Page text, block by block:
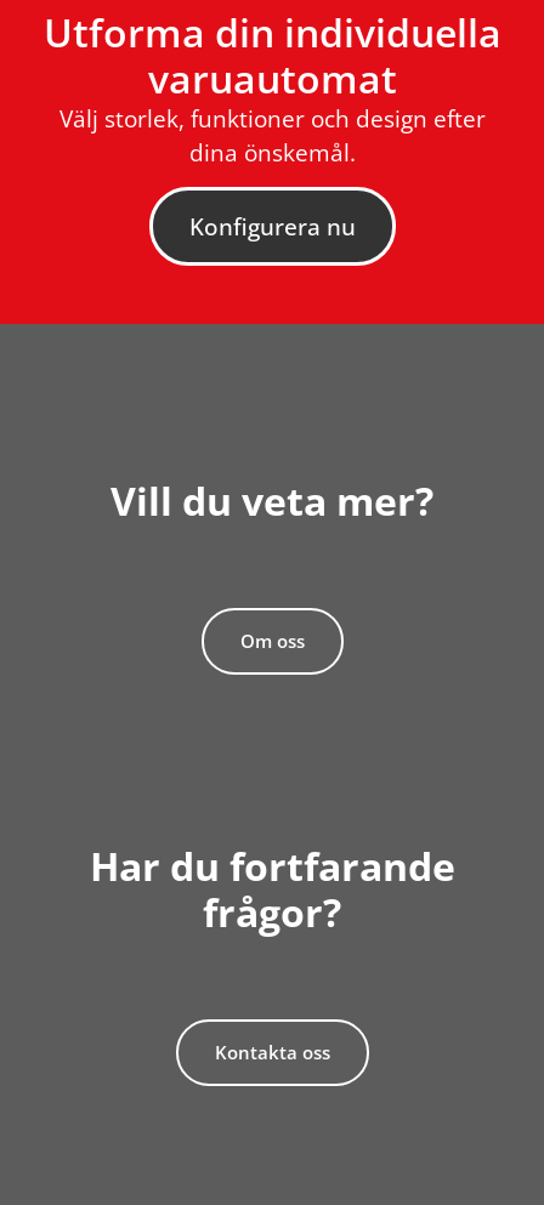
Utforma din individuella
varuautomat
Välj storlek, funktioner och design efter
dina önskemål.
Konfigurera nu
Vill du veta mer?
Om oss
Har du fortfarande
frågor?
Kontakta oss